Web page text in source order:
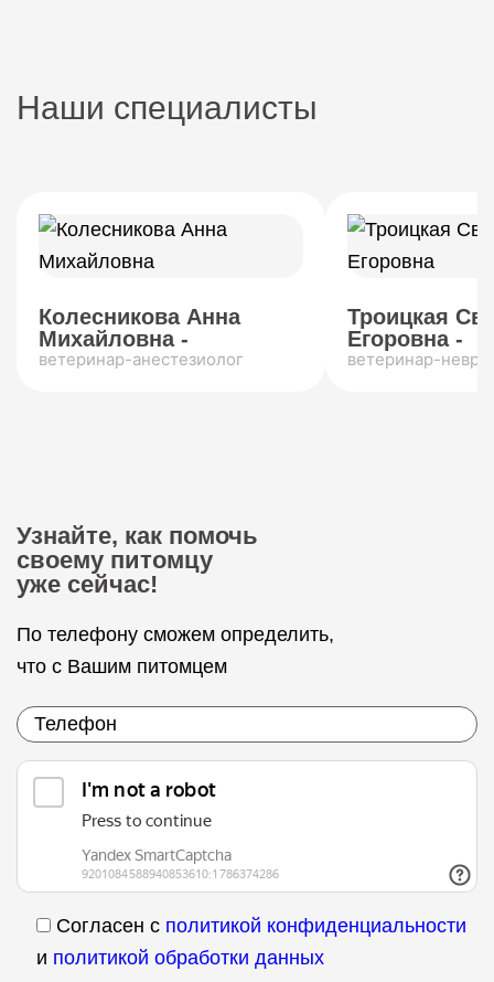
Наши специалисты
Колесникова Анна
Михайловна -
ветеринар-анестезиолог
Троицкая
Егоровна -
ветеринар-
Узнайте, как помочь
своему питомцу
уже сейчас!
По телефону сможем определить,
что с Вашим питомцем
Согласен с политикой конфиденциальности
и политикой обработки данных